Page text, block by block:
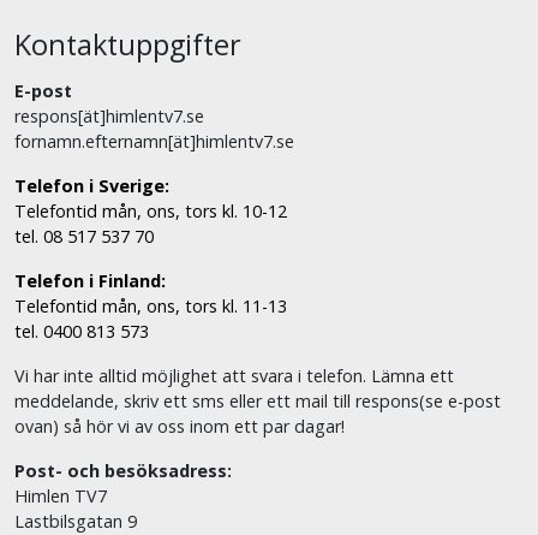
Kontaktuppgifter
E-post
respons[ät]himlentv7.se
fornamn.efternamn[ät]himlentv7.se
Telefon i Sverige:
Telefontid mån, ons, tors kl. 10-12
tel. 08 517 537 70
Telefon i Finland:
Telefontid mån, ons, tors kl. 11-13
tel. 0400 813 573
Vi har inte alltid möjlighet att svara i telefon. Lämna ett
meddelande, skriv ett sms eller ett mail till respons(se e-post
ovan) så hör vi av oss inom ett par dagar!
Post- och besöksadress:
Himlen TV7
Lastbilsgatan 9